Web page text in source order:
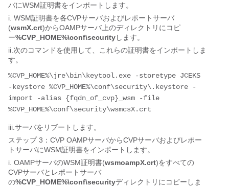
バにWSM証明書をインポートします。
i. WSM証明書を各CVPサーバおよびレポートサーバ
(wsmX.crt)からOAMPサーバ上のディレクトリにコピ
ー%CVP_HOME%\conf\securityします。
ii.次のコマンドを使用して、これらの証明書をインポートしま
す。
%CVP_HOME%\jre\bin\keytool.exe -storetype JCEKS
-keystore %CVP_HOME%\conf\security\.keystore -
import -alias {fqdn_of_cvp}_wsm -file
iii.サーバをリブートします。
ステップ 3：CVP OAMPサーバからCVPサーバおよびレポー
トサーバにWSM証明書をインポートします。
i. OAMPサーバのWSM証明書(wsmoampX.crt)をすべての
CVPサーバとレポートサーバ
の%CVP_HOME%\conf\securityディレクトリにコピーしま